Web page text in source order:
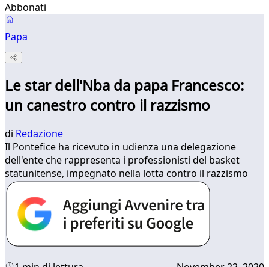
Abbonati
Papa
Le star dell'Nba da papa Francesco:
un canestro contro il razzismo
di Redazione
Il Pontefice ha ricevuto in udienza una delegazione
dell'ente che rappresenta i professionisti del basket
statunitense, impegnato nella lotta contro il razzismo